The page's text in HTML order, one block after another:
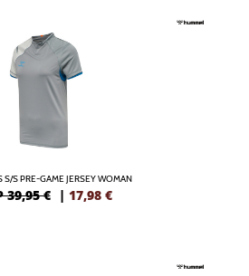
S/S PRE-GAME JERSEY WOMAN
39,95 € | 17,98 €